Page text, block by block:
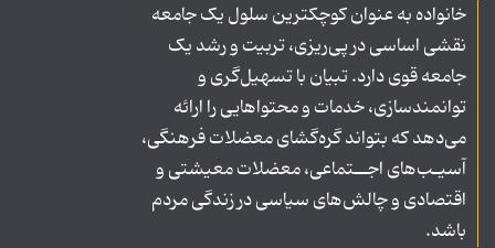
خانواده به عنوان کوچکترین سلول یک جامعه
نقشی اساسی در پی‌ریزی، تربیت و رشد یک
جامعه قوی دارد. تبیان با تسهیل‌گری و
توانمندسازی، خدمات و محتواهایی را ارائه
می‌دهد که بتواند گره‌گشای معضلات فرهنگی،
آسیـب‌های اجــتماعی، معضلات معیشتی و
اقتصادی و چالش‌های سیاسی در زندگی مردم
باشد.